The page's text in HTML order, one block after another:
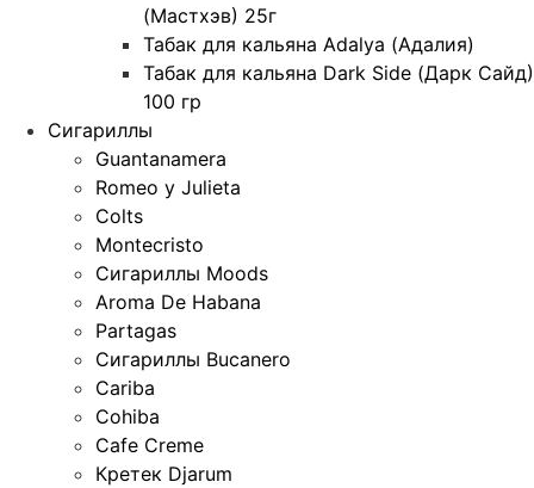
(Мастхэв) 25г
Табак для кальяна Adalya (Адалия)
Табак для кальяна Dark Side (Дарк Сайд)
100 гр
Сигариллы
Guantanamera
Romeo y Julieta
Colts
Montecristo
Сигариллы Moods
Aroma De Habana
Partagas
Сигариллы Bucanero
Cariba
Cohiba
Cafe Creme
Кретек Djarum